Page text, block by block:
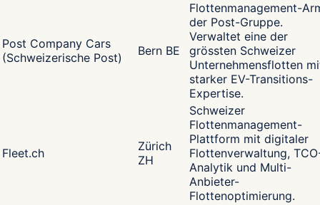
Post Company Cars
(Schweizerische Post)
Bern BE
Flottenmanagement-
der Post-Gruppe.
Verwaltet eine der
grössten Schweizer
Unternehmensflotten
starker EV-Transitions-
Expertise.
Fleet.ch
Zürich
ZH
Schweizer
Flottenmanagement-
Plattform mit digitaler
Flottenverwaltung,
Analytik und Multi-
Anbieter-
Flottenoptimierung.